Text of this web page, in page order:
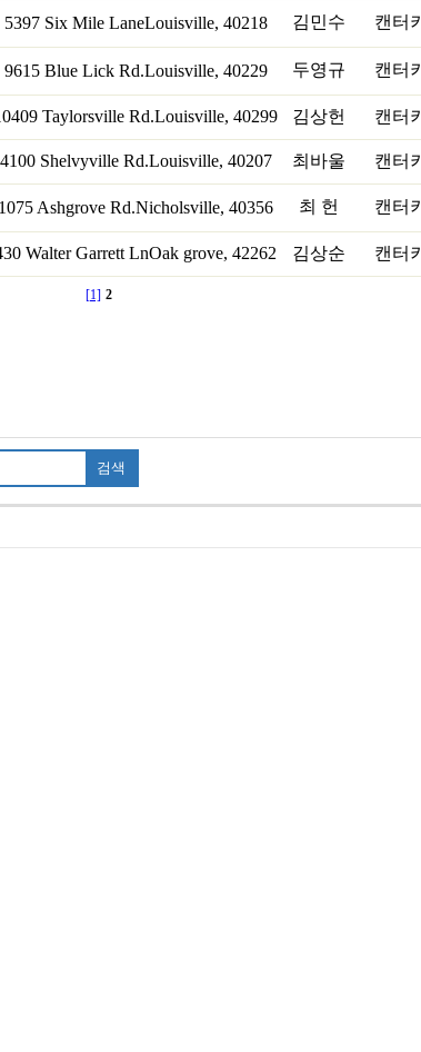
5397 Six Mile LaneLouisville, 40218 김민수 캔터키
9615 Blue Lick Rd.Louisville, 40229 두영규 캔터키
Taylorsville Rd.Louisville, 40299 김상헌 캔터키
4100 Shelvyville Rd.Louisville, 40207 최바울 캔터키
1075 Ashgrove Rd.Nicholsville, 40356 최 헌 캔터키
Walter Garrett LnOak grove, 42262 김상순 캔터키
[1] 2
검색